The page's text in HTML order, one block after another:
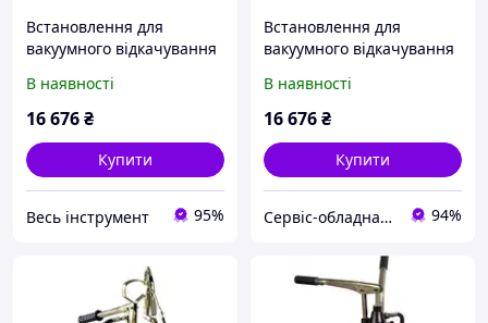
Встановлення для
вакуумного відкачування
(90 л) TORIN TRG2090
В наявності
16 676₴
Купити
Весь інструмент 95%
Встановлення для
вакуумного відкачування
(90 л) TORIN TRG2090
В наявності
16 676₴
Купити
Сервіс-обладнання 94%